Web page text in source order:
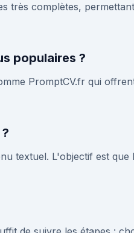
très complètes,
populaires ?
PromptCV.fr qui
textuel. L'objectif est que